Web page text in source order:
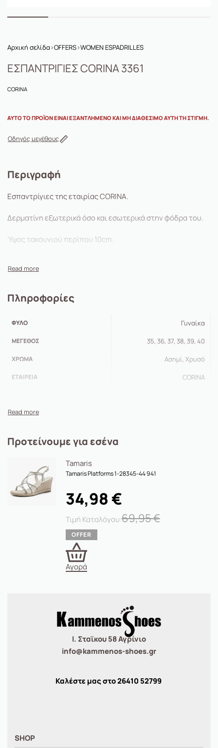
Αρχική σελίδα›OFFERS›WOMEN ESPADRILLES
ΕΣΠΑΝΤΡΙΓΙΕΣ CORINA 3361
CORINA
ΑΥΤΌ ΤΟ ΠΡΟΪΌΝ ΕΊΝΑΙ ΕΞΑΝΤΛΗΜΈΝΟ ΚΑΙ ΜΗ ΔΙΑΘΈΣΙΜΟ ΑΥΤΉ ΤΗ ΣΤΙΓΜΉ.
Οδηγός μεγέθους
Περιγραφή
Εσπαντρίγιες της εταιρίας CORINΑ.
Δερματίνη εξωτερικά όσο και εσωτερικά στην φόδρα του.
Ύψος τακουνιού περίπου 10cm.
Πληροφορίες
ΦΎΛΟ Γυναίκα
ΜΈΓΕΘΟΣ 35, 36, 37, 38, 39, 40
ΧΡΏΜΑ Ασημί, Χρυσό
ΕΤΑΙΡΕΊΑ CORINA
Προτείνουμε για εσένα
Tamaris
Tamaris Platforms 1-28345-44 941
69,95€
34,98 €
Αγορά
Ι. Σταϊκου 58 Αγρίνιο
info@kammenos-shoes.gr
Καλέστε μας στο26410 52799
SHOP